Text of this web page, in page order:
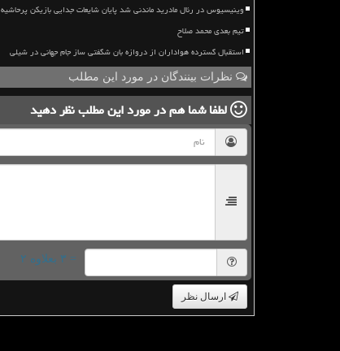
وینیسیوس در رئال مادرید ماندنی شد پایان شایعات جدایی بازیکن پرحاشیه
تیم بعدی محمد صلاح
استقبال گسترده هواداران از دروازه بان شگفتی ساز جام جهانی در شیلی
نظرات بینندگان در مورد این مطلب
لطفا شما همدر مورد این مطلبنظر دهید
= ۳ بعلاوه ۲
ارسال نظر